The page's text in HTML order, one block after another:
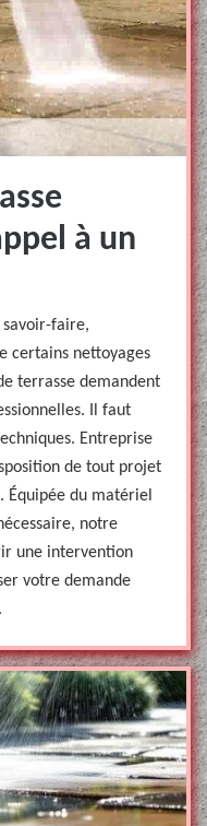
à un
faire,
certains nettoyages
terrasse demandent
Il faut
Entreprise
de tout projet
Équipée du matériel
notre
une intervention
votre demande